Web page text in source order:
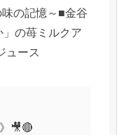
の記憶～■金谷
の苺ミルクア
ュース
🎥🔴